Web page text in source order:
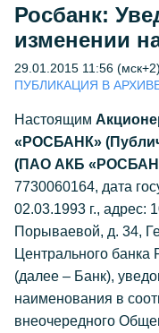
Росбанк:
изменении
29.01.2015 11:56 (мск+2)
ПУБЛИКАЦИЯ В АРХИВЕ
Настоящим
«РОСБАНК»
(ПАО АКБ
7730060164, дата
02.03.1993 г., адрес:
Порываевой, д. 34,
Центрального
(далее – Банк),
наименования в
внеочередного